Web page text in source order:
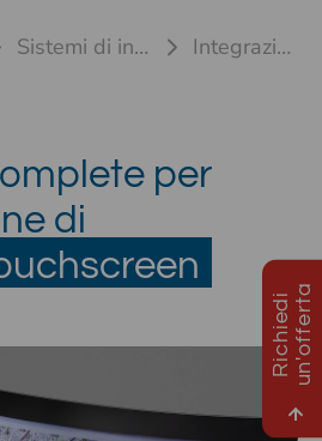
R
i
c
h
i
e
d
i
u
n
'
o
f
f
e
r
ta
Sistemi di input personalizzati Integrazione del display
per
di